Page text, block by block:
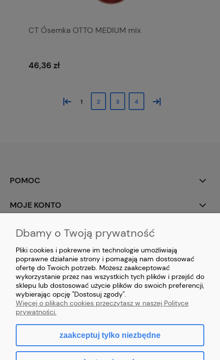
CT Ósemka OTTO MEDIUM mix
46,36 zł
« 1 2 3 4 »
POMOC
MOJE KONTO
PŁATNOŚCI I DOSTAWA
O NAS
Dbamy o Twoją prywatność
Pliki cookies i pokrewne im technologie umożliwiają
poprawne działanie strony i pomagają nam dostosować
ofertę do Twoich potrzeb. Możesz zaakceptować
wykorzystanie przez nas wszystkich tych plików i przejść do
sklepu lub dostosować użycie plików do swoich preferencji,
wybierając opcję "Dostosuj zgody".
Więcej o plikach cookies przeczytasz w naszej Polityce
prywatności.
zaakceptuj tylko niezbędne